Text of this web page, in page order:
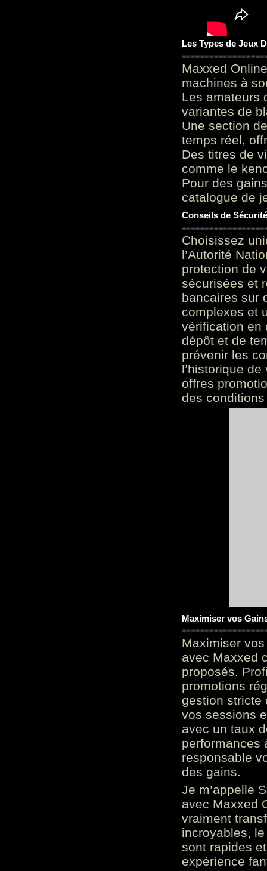
Les Types de Jeux
Maxxed
machines à
Les amateurs
variantes de
Une section
temps réel,
Des titres de
comme le
Pour des
catalogue de
Conseils de
Choisissez
l’Autorité
protection de
sécurisées et
bancaires sur
complexes et
vérification en
dépôt et de
prévenir les
l’historique
offres
des
Maximiser vos
Maximiser
avec Maxxed
proposés.
promotions
gestion stricte
vos sessions
avec un taux
performances
responsable
des gains.
Je m’appelle
avec Maxxed
vraiment
incroyables,
sont rapides
expérience